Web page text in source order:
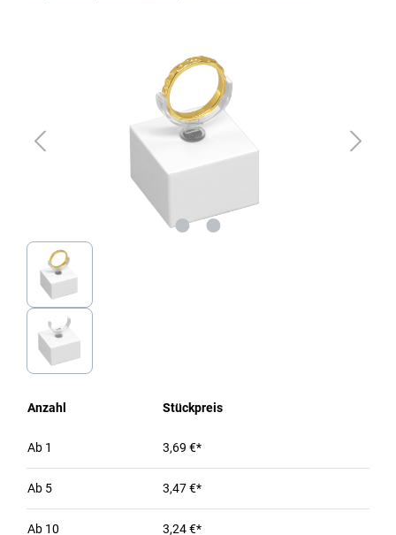
Anzahl Stückpreis
Ab 1 3,69 €*
Ab 5 3,47 €*
Ab 10 3,24 €*